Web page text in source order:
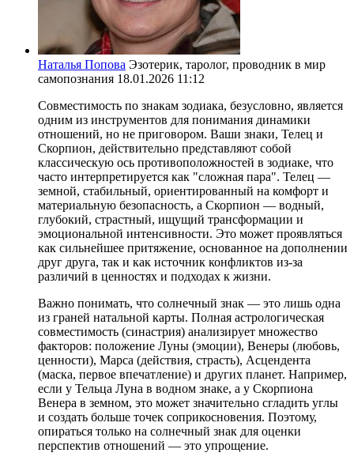
Наталья Попова Эзотерик, таролог, проводник в мир
самопознания 18.01.2026 11:12
Совместимость по знакам зодиака, безусловно, является
одним из инструментов для понимания динамики
отношений, но не приговором. Ваши знаки, Телец и
Скорпион, действительно представляют собой
классическую ось противоположностей в зодиаке, что
часто интерпретируется как "сложная пара". Телец —
земной, стабильный, ориентированный на комфорт и
материальную безопасность, а Скорпион — водный,
глубокий, страстный, ищущий трансформации и
эмоциональной интенсивности. Это может проявляться
как сильнейшее притяжение, основанное на дополнении
друг друга, так и как источник конфликтов из-за
различий в ценностях и подходах к жизни.
Важно понимать, что солнечный знак — это лишь одна
из граней натальной карты. Полная астрологическая
совместимость (синастрия) анализирует множество
факторов: положение Луны (эмоции), Венеры (любовь,
ценности), Марса (действия, страсть), Асцендента
(маска, первое впечатление) и других планет. Например,
если у Тельца Луна в водном знаке, а у Скорпиона
Венера в земном, это может значительно сгладить углы
и создать больше точек соприкосновения. Поэтому,
опираться только на солнечный знак для оценки
перспектив отношений — это упрощение.